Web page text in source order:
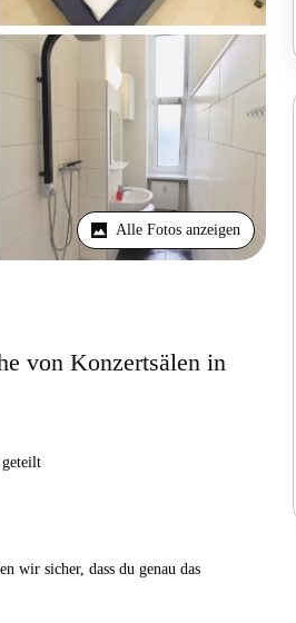
Alle Fotos anzeigen
von Konzertsälen in
wir sicher, dass du genau das